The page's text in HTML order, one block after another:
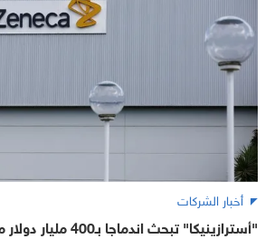
أخبار الشركات
"أسترازينيكا" تبحث اندماجا بـ400 مليار دولار مع شركة أميركية